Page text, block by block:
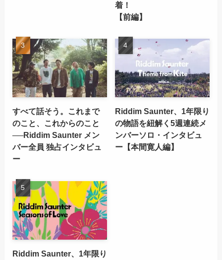
着！
【前編】
すべて話そう。これまで
のこと、これからのこと
──Riddim Saunter メン
バー全員 独占インタビュ
ー
Riddim Saunter、1年限り
の物語を紐解く5週連続メ
ンバーソロ・インタビュ
ー【本間寛人編】
Riddim Saunter、1年限り